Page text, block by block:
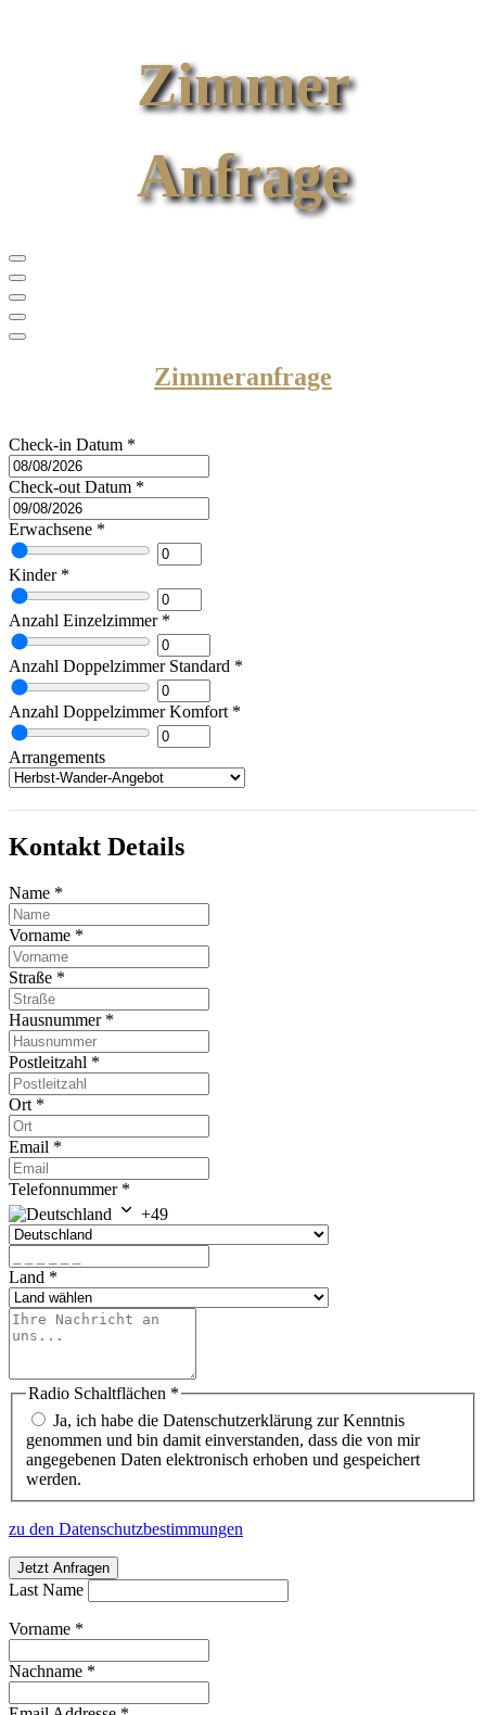
Zimmer
Anfrage
Zimmeranfrage
Check-in Datum *
Check-out Datum *
Erwachsene *
Kinder *
Anzahl Einzelzimmer *
Anzahl Doppelzimmer Standard *
Anzahl Doppelzimmer Komfort *
Arrangements
Kontakt Details
Name *
Vorname *
Straße *
Hausnummer *
Postleitzahl *
Ort *
Email *
Telefonnummer *
+49
Land *
Radio Schaltflächen *
Ja, ich habe die Datenschutzerklärung zur Kenntnis
genommen und bin damit einverstanden, dass die von mir
angegebenen Daten elektronisch erhoben und gespeichert
werden.
zu den Datenschutzbestimmungen
Jetzt Anfragen
Last Name
Vorname *
Nachname *